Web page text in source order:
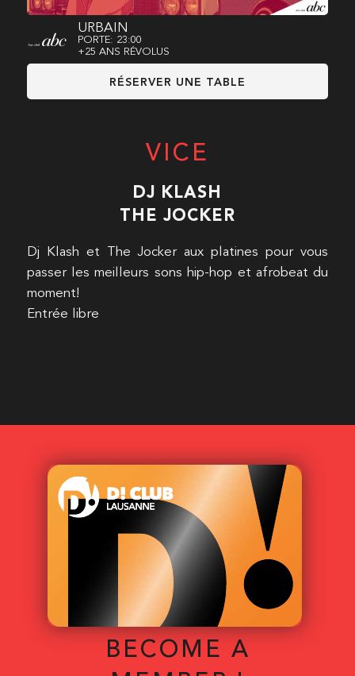
URBAIN
PORTE: 23:00
+25 ANS RÉVOLUS
RÉSERVER UNE TABLE
VICE
DJ KLASH
THE JOCKER
Dj Klash et The Jocker aux platines pour vous
passer les meilleurs sons hip-hop et afrobeat du
moment!
Entrée libre
BECOME A